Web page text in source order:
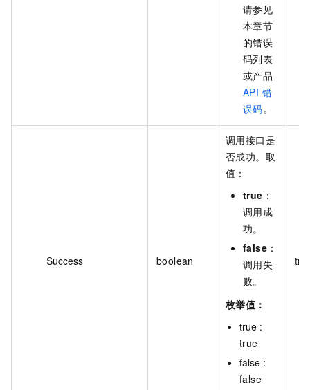
请参见
本章节
的错误
码列表
或产品
API 错
误码。
Success boolean
调用接口是
否成功。取
值：
true ：
调用成
功。
false ：
调用失
败。
枚举值：
true :
true
false :
false